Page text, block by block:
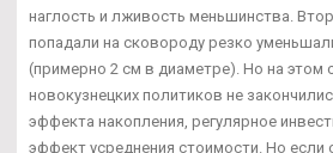
наглость и лживость меньшинства.
попадали на сковороду резко
(примерно 2 см в диаметре). Но на этом
новокузнецких политиков не
эффекта накопления, регулярное
эффект усреднения стоимости. Но если